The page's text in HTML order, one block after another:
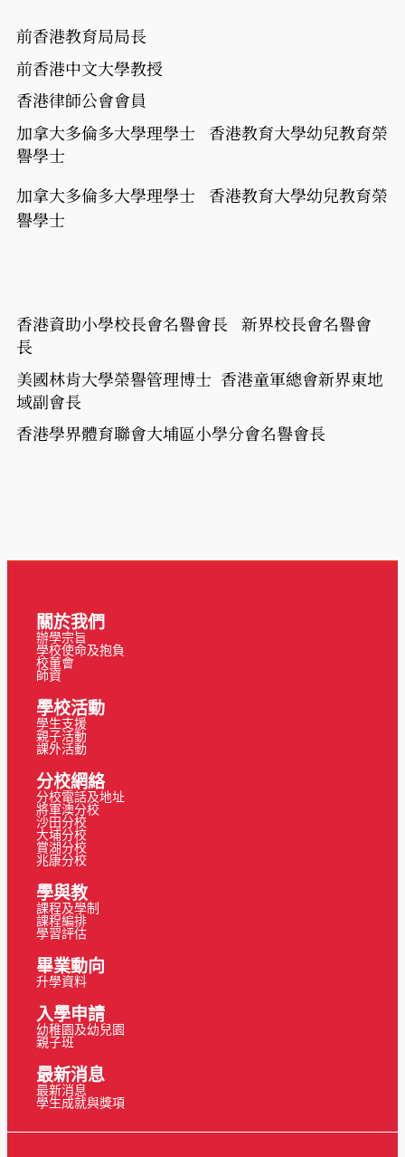
前香港教育局局長
前香港中文大學教授
香港律師公會會員
加拿大多倫多大學理學士 香港教育大學幼兒教育榮
譽學士
加拿大多倫多大學理學士 香港教育大學幼兒教育榮
譽學士
香港資助小學校長會名譽會長 新界校長會名譽會
長
美國林肯大學榮譽管理博士 香港童軍總會新界東地
域副會長
香港學界體育聯會大埔區小學分會名譽會長
關於我們
辦學宗旨
學校使命及抱負
校董會
師資
學校活動
學生支援
親子活動
課外活動
分校網絡
分校電話及地址
將軍澳分校
沙田分校
大埔分校
賞湖分校
兆康分校
學與教
課程及學制
課程編排
學習評估
畢業動向
升學資料
入學申請
幼稚園及幼兒園
親子班
最新消息
最新消息
學生成就與獎項